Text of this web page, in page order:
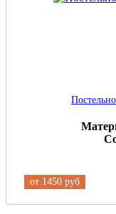
от 1450 руб